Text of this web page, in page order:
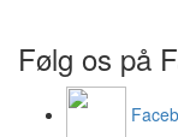
Følg os på